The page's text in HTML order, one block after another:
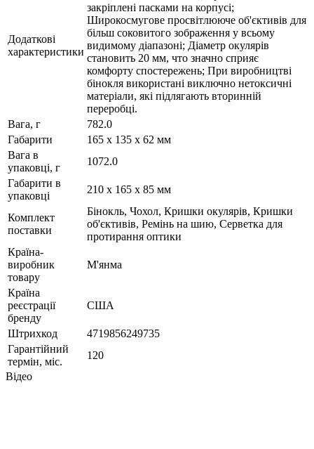
Додаткові
характеристики
закріплені пасками на корпусі;
Широкосмугове просвітлююче об'єктивів для
більш соковитого зображення у всьому
видимому діапазоні; Діаметр окулярів
становить 20 мм, что значно сприяє
комфорту спостережень; При виробництві
бінокля використані виключно нетоксичні
матеріали, які підлягають вторинній
переробці.
Вага, г
782.0
Габарити
165 x 135 x 62 мм
Вага в
упаковці, г
1072.0
Габарити в
упаковці
210 x 165 x 85 мм
Комплект
поставки
Бінокль, Чохол, Кришки окулярів, Кришки
об'єктивів, Ремінь на шию, Серветка для
протирання оптики
Країна-
виробник
товару
М'янма
Країна
реєстрації
бренду
США
Штрихкод
4719856249735
Гарантійний
термін, міс.
120
Відео